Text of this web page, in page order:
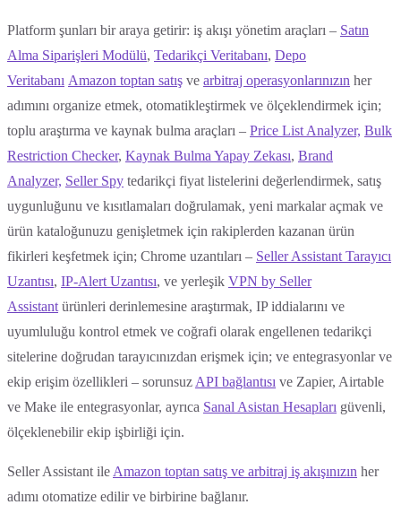
Platform şunları bir araya getirir: iş akışı yönetim araçları – Satın
Alma Siparişleri Modülü, Tedarikçi Veritabanı, Depo
Veritabanı Amazon toptan satış ve arbitraj operasyonlarınızın her
adımını organize etmek, otomatikleştirmek ve ölçeklendirmek için;
toplu araştırma ve kaynak bulma araçları – Price List Analyzer, Bulk
Restriction Checker, Kaynak Bulma Yapay Zekası, Brand
Analyzer, Seller Spy tedarikçi fiyat listelerini değerlendirmek, satış
uygunluğunu ve kısıtlamaları doğrulamak, yeni markalar açmak ve
ürün kataloğunuzu genişletmek için rakiplerden kazanan ürün
fikirleri keşfetmek için; Chrome uzantıları – Seller Assistant Tarayıcı
Uzantısı, IP-Alert Uzantısı, ve yerleşik VPN by Seller
Assistant ürünleri derinlemesine araştırmak, IP iddialarını ve
uyumluluğu kontrol etmek ve coğrafi olarak engellenen tedarikçi
sitelerine doğrudan tarayıcınızdan erişmek için; ve entegrasyonlar ve
ekip erişim özellikleri – sorunsuz API bağlantısı ve Zapier, Airtable
ve Make ile entegrasyonlar, ayrıca Sanal Asistan Hesapları güvenli,
ölçeklenebilir ekip işbirliği için.
Seller Assistant ile Amazon toptan satış ve arbitraj iş akışınızın her
adımı otomatize edilir ve birbirine bağlanır.